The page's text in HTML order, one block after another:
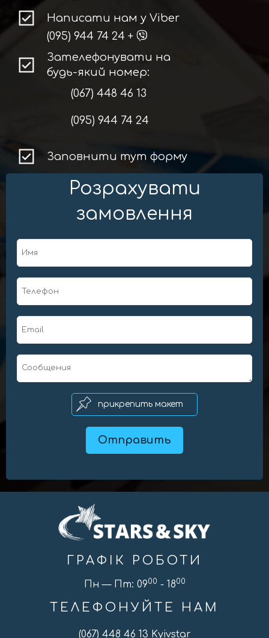
Написати нам у Viber
(095) 944 74 24 +
Зателефонувати на
будь-який номер:
(067) 448 46 13
(095) 944 74 24
Заповнити тут форму
Розрахувати
замовлення
ГРАФІК РОБОТИ
Пн — Пт: 0900 - 1800
ТЕЛЕФОНУЙТЕ НАМ
(067) 448 46 13 Kyivstar